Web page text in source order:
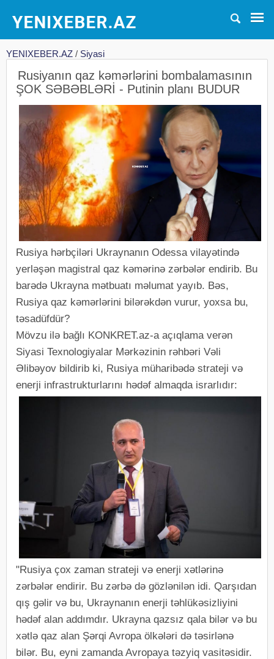
YENIXEBER.AZ / Siyasi
Rusiyanın qaz kəmərlərini bombalamasının
ŞOK SƏBƏBLƏRİ - Putinin planı BUDUR
Rusiya hərbçiləri Ukraynanın Odessa vilayətində
yerləşən magistral qaz kəmərinə zərbələr endirib. Bu
barədə Ukrayna mətbuatı məlumat yayıb. Bəs,
Rusiya qaz kəmərlərini bilərəkdən vurur, yoxsa bu,
təsadüfdür?
Mövzu ilə bağlı KONKRET.az-a açıqlama verən
Siyasi Texnologiyalar Mərkəzinin rəhbəri Vəli
Əlibəyov bildirib ki, Rusiya müharibədə strateji və
enerji infrastrukturlarını hədəf almaqda israrlıdır:
"Rusiya çox zaman strateji və enerji xətlərinə
zərbələr endirir. Bu zərbə də gözlənilən idi. Qarşıdan
qış gəlir və bu, Ukraynanın enerji təhlükəsizliyini
hədəf alan addımdır. Ukrayna qazsız qala bilər və bu
xətlə qaz alan Şərqi Avropa ölkələri də təsirlənə
bilər. Bu, eyni zamanda Avropaya təzyiq vasitəsidir.